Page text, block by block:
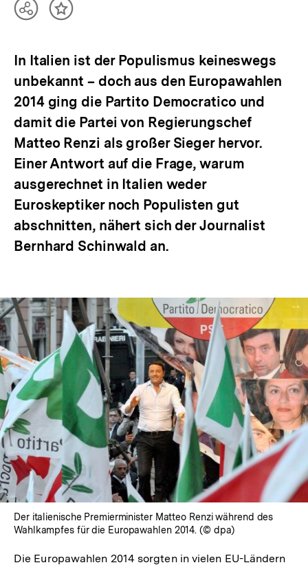
TeilenInhalt
In Italien ist der Populismus keineswegs
unbekannt – doch aus den Europawahlen
2014 ging die Partito Democratico und
damit die Partei von Regierungschef
Matteo Renzi als großer Sieger hervor.
Einer Antwort auf die Frage, warum
ausgerechnet in Italien weder
Euroskeptiker noch Populisten gut
abschnitten, nähert sich der Journalist
Bernhard Schinwald an.
Der italienische Premierminister Matteo Renzi während des
Wahlkampfes für die Europawahlen 2014. (© dpa)
Die Europawahlen 2014 sorgten in vielen EU-Ländern